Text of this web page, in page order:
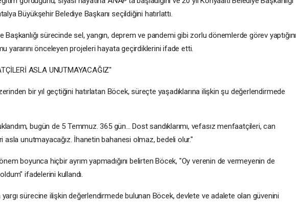
Büyükşehir Belediye Başkanı seçildiğini hatırlattı.
Başkanlığı sürecinde sel, yangın, deprem ve pandemi gibi zorlu dönemlerde görev yaptığını
yararını önceleyen projeleri hayata geçirdiklerini ifade etti.
ASLA UNUTMAYACAĞIZ"
bir yıl geçtiğini hatırlatan Böcek, süreçte yaşadıklarına ilişkin şu değerlendirmede
bugün de 5 Temmuz. 365 gün... Dost sandıklarımı, vefasız menfaatçileri, can
asla unutmayacağız. İhanetin bahanesi olmaz, bedeli olur."
boyunca hiçbir ayrım yapmadığını belirten Böcek, "Oy verenin de vermeyenin de
ifadelerini kullandı.
yargı sürecine ilişkin değerlendirmede bulunan Böcek, devlete ve adalete olan güvenini